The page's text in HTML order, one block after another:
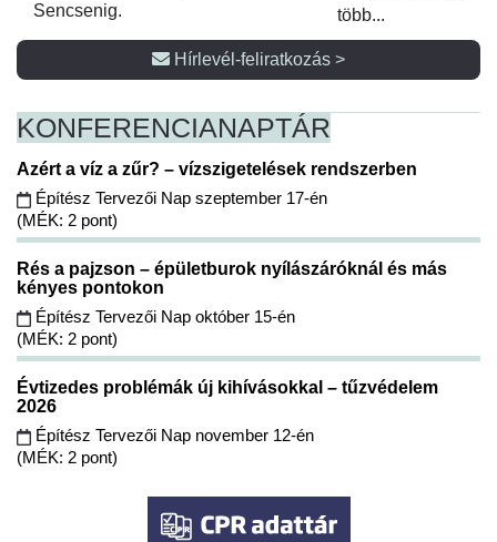
Sencsenig.
több...
Hírlevél-feliratkozás >
KONFERENCIANAPTÁR
Azért a víz a zűr? – vízszigetelések rendszerben
Építész Tervezői Nap szeptember 17-én
(MÉK: 2 pont)
Rés a pajzson – épületburok nyílászáróknál és más
kényes pontokon
Építész Tervezői Nap október 15-én
(MÉK: 2 pont)
Évtizedes problémák új kihívásokkal – tűzvédelem
2026
Építész Tervezői Nap november 12-én
(MÉK: 2 pont)